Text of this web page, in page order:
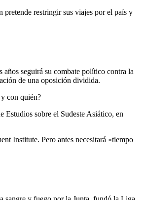
restringir sus viajes por el país y
seguirá su combate político contra la
de una oposición dividida.
con quién?
Estudios sobre el Sudeste Asiático, en
Institute. Pero antes necesitará «tiempo